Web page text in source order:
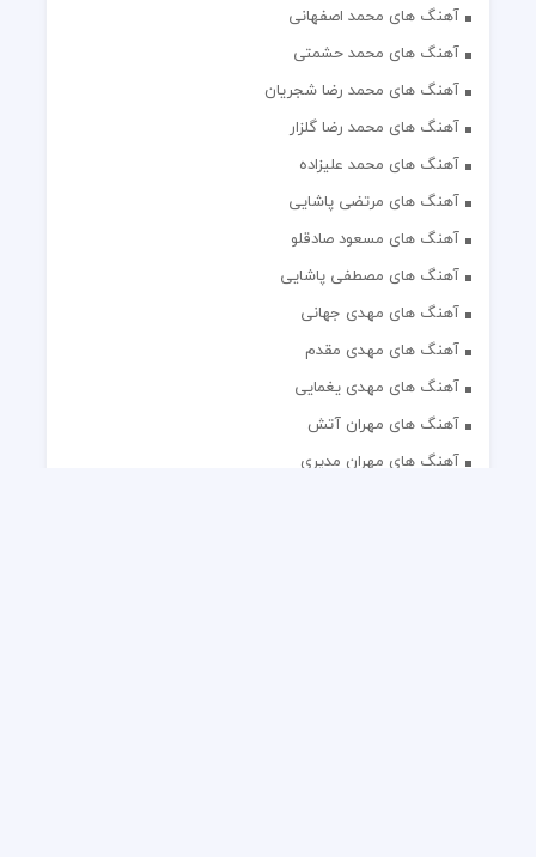
آهنگ های محمد اصفهانی
آهنگ های محمد حشمتی
آهنگ های محمد رضا شجریان
آهنگ های محمد رضا گلزار
آهنگ های محمد علیزاده
آهنگ های مرتضی پاشایی
آهنگ های مسعود صادقلو
آهنگ های مصطفی پاشایی
آهنگ های مهدی جهانی
آهنگ های مهدی مقدم
آهنگ های مهدی یغمایی
آهنگ های مهران آتش
آهنگ های مهران مدیری